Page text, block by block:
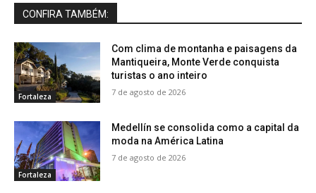
CONFIRA TAMBÉM:
Fortaleza
Com clima de montanha e paisagens da
Mantiqueira, Monte Verde conquista
turistas o ano inteiro
7 de agosto de 2026
Fortaleza
Medellín se consolida como a capital da
moda na América Latina
7 de agosto de 2026